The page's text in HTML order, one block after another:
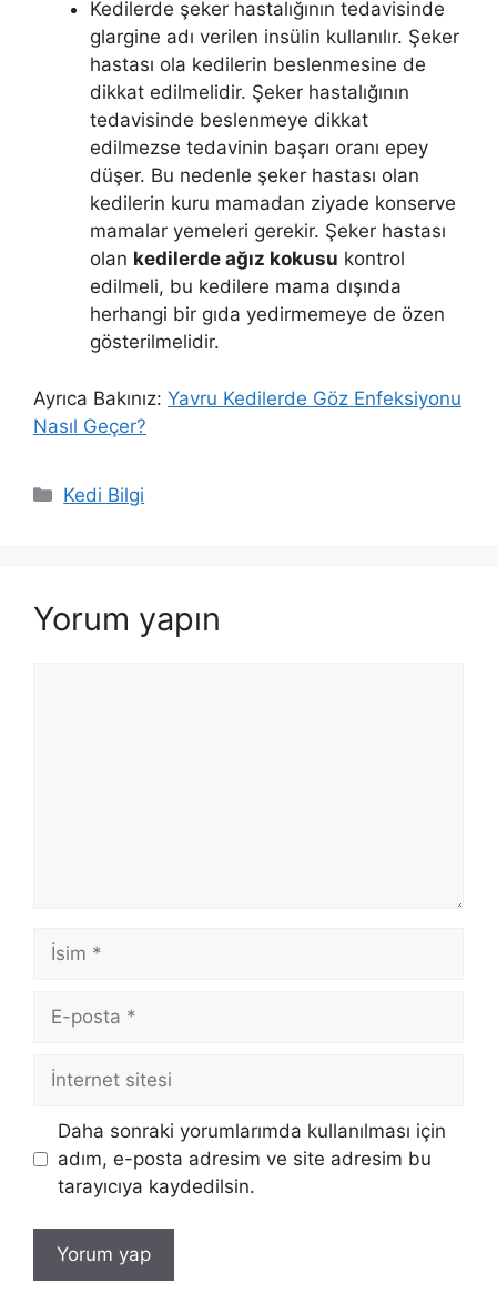
Kedilerde şeker hastalığının tedavisinde
glargine adı verilen insülin kullanılır. Şeker
hastası ola kedilerin beslenmesine de
dikkat edilmelidir. Şeker hastalığının
tedavisinde beslenmeye dikkat
edilmezse tedavinin başarı oranı epey
düşer. Bu nedenle şeker hastası olan
kedilerin kuru mamadan ziyade konserve
mamalar yemeleri gerekir. Şeker hastası
olan kedilerde ağız kokusu kontrol
edilmeli, bu kedilere mama dışında
herhangi bir gıda yedirmemeye de özen
gösterilmelidir.
Ayrıca Bakınız: Yavru Kedilerde Göz Enfeksiyonu
Nasıl Geçer?
Kategoriler
Kedi Bilgi
Yorum yapın
İsim
posta
İnternet
sitesi
Daha sonraki yorumlarımda kullanılması için
adım, e-posta adresim ve site adresim bu
tarayıcıya kaydedilsin.